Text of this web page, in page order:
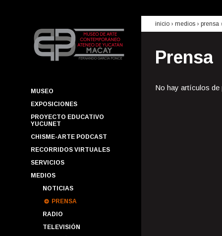
MUSEO
EXPOSICIONES
PROYECTO EDUCATIVO
YUCUNET
CHISME-ARTE PODCAST
RECORRIDOS VIRTUALES
SERVICIOS
MEDIOS
NOTICIAS
PRENSA
RADIO
TELEVISIÓN
inicio › medios › prensa
Prensa
No hay artículos de